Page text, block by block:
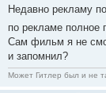
Недавно рекламу
по рекламе полное
Сам фильм я не
и запомнил?
Может Гитлер был и не